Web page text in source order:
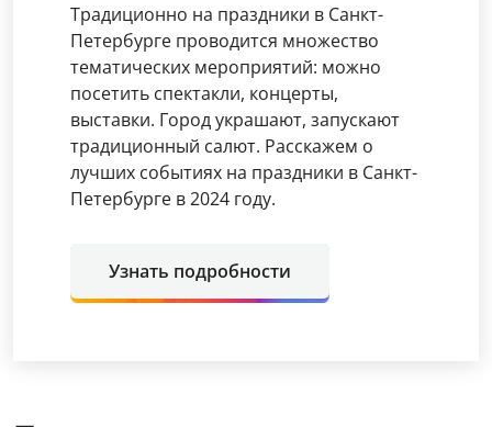
Традиционно на праздники в Санкт-
Петербурге проводится множество
тематических мероприятий: можно
посетить спектакли, концерты,
выставки. Город украшают, запускают
традиционный салют. Расскажем о
лучших событиях на праздники в Санкт-
Петербурге в 2024 году.
Узнать подробности